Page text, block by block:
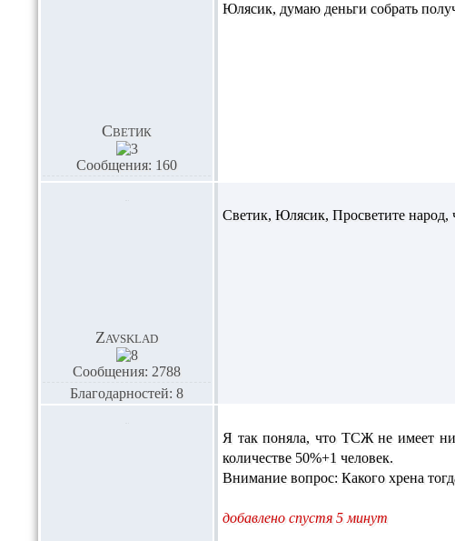
Светик
Сообщения: 160
Юлясик, думаю деньги собрать
Zavsklad
Сообщения: 2788
Благодарностей: 8
Светик, Юлясик, Просветите
Я так поняла, что ТСЖ не имеет
количестве 50%+1 человек.
Внимание вопрос: Какого хрена
добавлено спустя 5 минут